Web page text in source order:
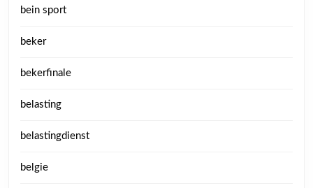
bein sport
beker
bekerfinale
belasting
belastingdienst
belgie